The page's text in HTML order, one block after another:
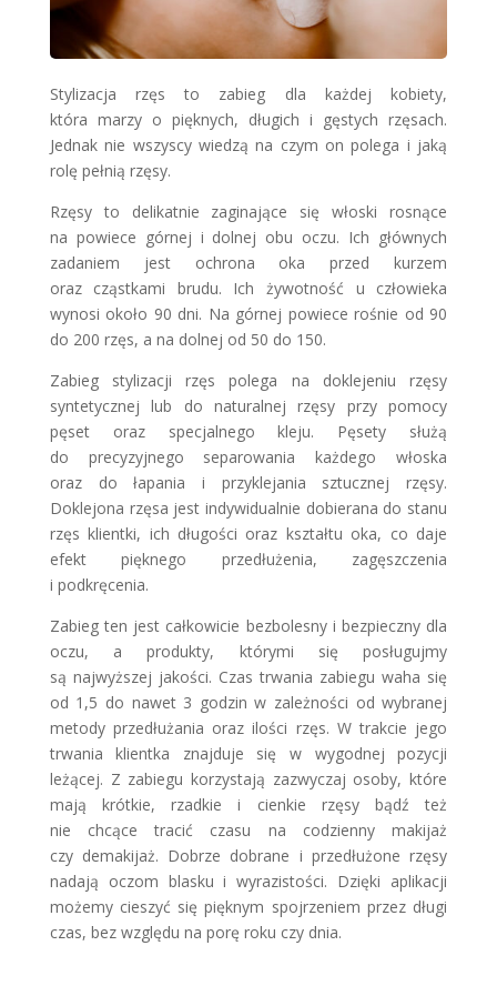
Stylizacja rzęs to zabieg dla każdej kobiety,
która marzy o pięknych, długich i gęstych rzęsach.
Jednak nie wszyscy wiedzą na czym on polega i jaką
rolę pełnią rzęsy.
Rzęsy to delikatnie zaginające się włoski rosnące
na powiece górnej i dolnej obu oczu. Ich głównych
zadaniem jest ochrona oka przed kurzem
oraz cząstkami brudu. Ich żywotność u człowieka
wynosi około 90 dni. Na górnej powiece rośnie od 90
do 200 rzęs, a na dolnej od 50 do 150.
Zabieg stylizacji rzęs polega na doklejeniu rzęsy
syntetycznej lub do naturalnej rzęsy przy pomocy
pęset oraz specjalnego kleju. Pęsety służą
do precyzyjnego separowania każdego włoska
oraz do łapania i przyklejania sztucznej rzęsy.
Doklejona rzęsa jest indywidualnie dobierana do stanu
rzęs klientki, ich długości oraz kształtu oka, co daje
efekt pięknego przedłużenia, zagęszczenia
i podkręcenia.
Zabieg ten jest całkowicie bezbolesny i bezpieczny dla
oczu, a produkty, którymi się posługujmy
są najwyższej jakości. Czas trwania zabiegu waha się
od 1,5 do nawet 3 godzin w zależności od wybranej
metody przedłużania oraz ilości rzęs. W trakcie jego
trwania klientka znajduje się w wygodnej pozycji
leżącej. Z zabiegu korzystają zazwyczaj osoby, które
mają krótkie, rzadkie i cienkie rzęsy bądź też
nie chcące tracić czasu na codzienny makijaż
czy demakijaż. Dobrze dobrane i przedłużone rzęsy
nadają oczom blasku i wyrazistości. Dzięki aplikacji
możemy cieszyć się pięknym spojrzeniem przez długi
czas, bez względu na porę roku czy dnia.